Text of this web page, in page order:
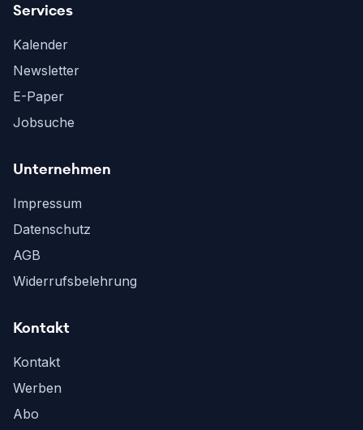
Services
Kalender
Newsletter
E-Paper
Jobsuche
Unternehmen
Impressum
Datenschutz
AGB
Widerrufsbelehrung
Kontakt
Kontakt
Werben
Abo